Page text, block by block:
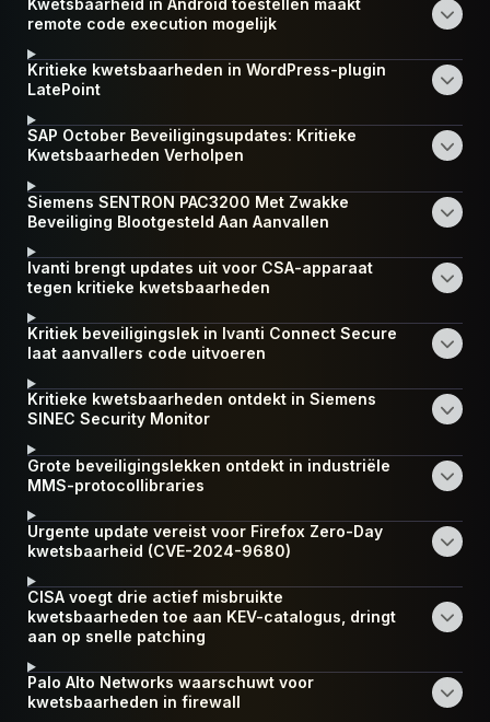
Kwetsbaarheid in Android toestellen maakt
remote code execution mogelijk
Kritieke kwetsbaarheden in WordPress-plugin
LatePoint
SAP October Beveiligingsupdates: Kritieke
Kwetsbaarheden Verholpen
Siemens SENTRON PAC3200 Met Zwakke
Beveiliging Blootgesteld Aan Aanvallen
Ivanti brengt updates uit voor CSA-apparaat
tegen kritieke kwetsbaarheden
Kritiek beveiligingslek in Ivanti Connect Secure
laat aanvallers code uitvoeren
Kritieke kwetsbaarheden ontdekt in Siemens
SINEC Security Monitor
Grote beveiligingslekken ontdekt in industriële
MMS-protocollibraries
Urgente update vereist voor Firefox Zero-Day
kwetsbaarheid (CVE-2024-9680)
CISA voegt drie actief misbruikte
kwetsbaarheden toe aan KEV-catalogus, dringt
aan op snelle patching
Palo Alto Networks waarschuwt voor
kwetsbaarheden in firewall